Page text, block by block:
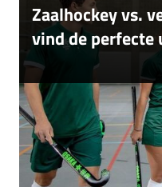
Zaalhockey vs.
vind de
Hockey speel je het hele
spel verandert met de
koude dagen aanbreken,
naar de zaal. Dat
andere ondergrond,
gear nodig hebt.